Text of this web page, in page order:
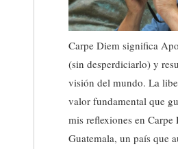
Carpe Diem significa
(sin desperdiciarlo) y
visión del mundo. La
valor fundamental que
mis reflexiones en
Guatemala, un país que